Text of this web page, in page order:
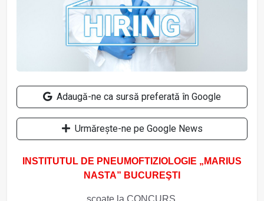
Adaugă-ne ca sursă preferată în Google
Urmărește-ne pe Google News
INSTITUTUL DE PNEUMOFTIZIOLOGIE „MARIUS
NASTA” BUCUREŞTI